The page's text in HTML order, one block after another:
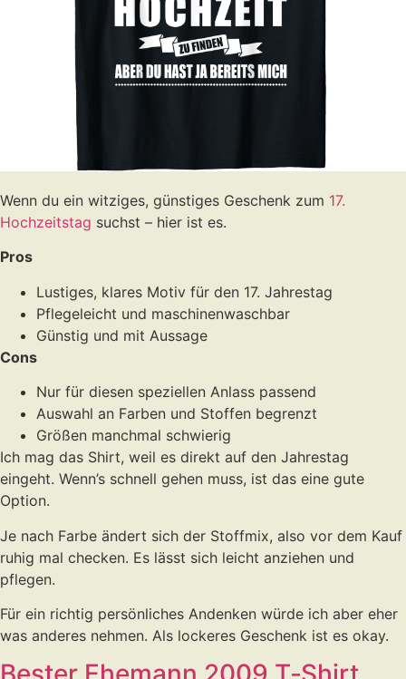
Wenn du ein witziges, günstiges Geschenk zum 17.
Hochzeitstag suchst – hier ist es.
Pros
Lustiges, klares Motiv für den 17. Jahrestag
Pflegeleicht und maschinenwaschbar
Günstig und mit Aussage
Cons
Nur für diesen speziellen Anlass passend
Auswahl an Farben und Stoffen begrenzt
Größen manchmal schwierig
Ich mag das Shirt, weil es direkt auf den Jahrestag
eingeht. Wenn’s schnell gehen muss, ist das eine gute
Option.
Je nach Farbe ändert sich der Stoffmix, also vor dem Kauf
ruhig mal checken. Es lässt sich leicht anziehen und
pflegen.
Für ein richtig persönliches Andenken würde ich aber eher
was anderes nehmen. Als lockeres Geschenk ist es okay.